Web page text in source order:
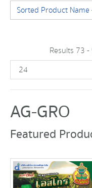
Sorted Product Name
Results 73
AG-GRO
Featured